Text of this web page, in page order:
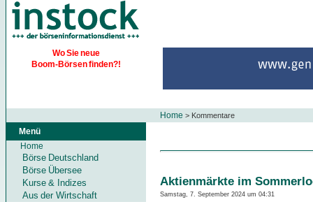
Wo Sie neue
Boom-Börsen finden?!
Home > Kommentare
Menü
Home
Börse Deutschland
Börse Übersee
Kurse & Indizes
Aus der Wirtschaft
Aktienmärkte im
Samstag, 7. September 2024 um 04:31